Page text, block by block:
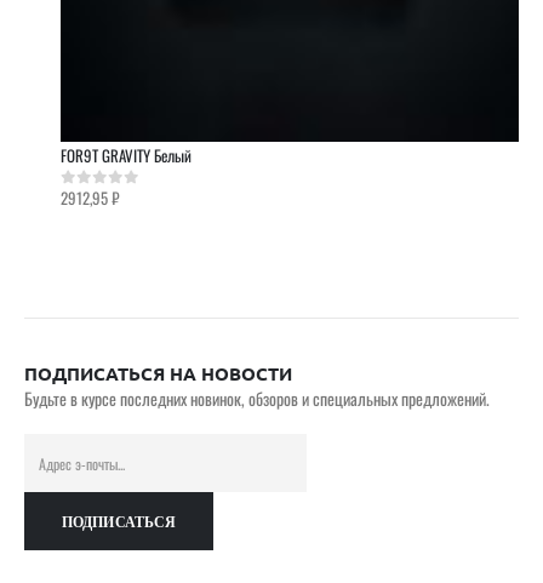
FOR9T GRAVITY Белый
0out of 5
2912,95₽
ПОДПИСАТЬСЯ НА НОВОСТИ
Будьте в курсе последних новинок, обзоров и специальных предложений.